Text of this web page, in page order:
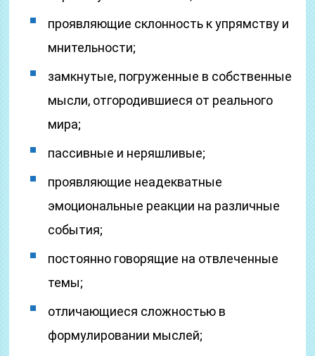
проявляющие склонность к упрямству и
мнительности;
замкнутые, погруженные в собственные
мысли, отгородившиеся от реального
мира;
пассивные и неряшливые;
проявляющие неадекватные
эмоциональные реакции на различные
события;
постоянно говорящие на отвлеченные
темы;
отличающиеся сложностью в
формулировании мыслей;